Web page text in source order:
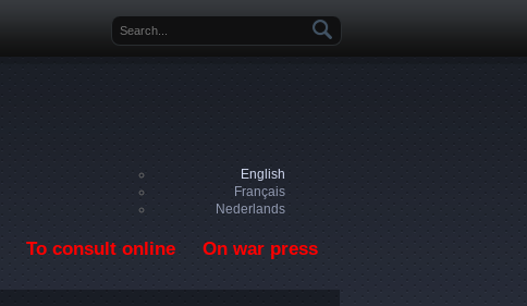
Search form
English
Français
Nederlands
To consult online On war press